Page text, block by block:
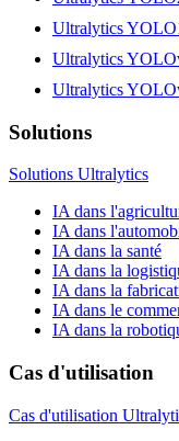
Ultralytics
Ultralytics
Ultralytics
Solutions
Solutions Ultralytics
IA dans
IA dans
IA dans la santé
IA dans la
IA dans la
IA dans le
IA dans la
Cas d'utilisation
Cas d'utilisation